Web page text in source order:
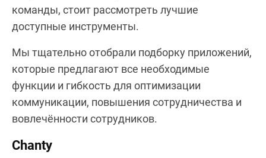
команды, стоит рассмотреть лучшие
доступные инструменты.
Мы тщательно отобрали подборку приложений,
которые предлагают все необходимые
функции и гибкость для оптимизации
коммуникации, повышения сотрудничества и
вовлечённости сотрудников.
Chanty